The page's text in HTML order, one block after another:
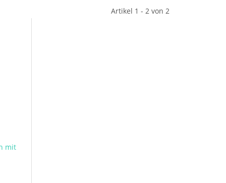
Artikel 1 - 2 von 2